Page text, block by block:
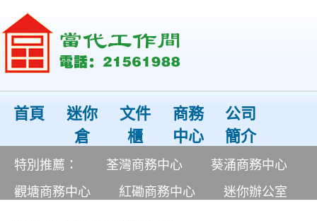
首頁
迷你
倉
文件
櫃
商務
中心
公司
簡介
特別推薦： 荃灣商務中心
葵涌商務中心
觀塘商務中心
紅磡商務中心 迷你辦公室